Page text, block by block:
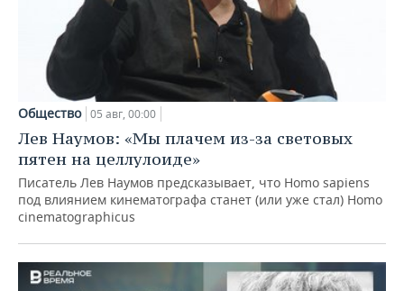
Общество 05 авг, 00:00
Лев Наумов: «Мы плачем из-за световых
пятен на целлулоиде»
Писатель Лев Наумов предсказывает, что Homo sapiens
под влиянием кинематографа станет (или уже стал) Homo
cinematographicus